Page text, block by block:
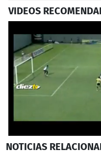
VIDEOS
seconds
NOTICIAS